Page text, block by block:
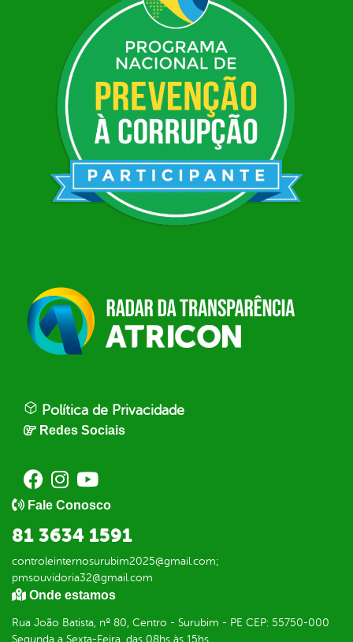
Política de Privacidade
Redes Sociais
Fale Conosco
81 3634 1591
controleinternosurubim2025@gmail.com;
pmsouvidoria32@gmail.com
Onde estamos
Rua João Batista, nº 80, Centro - Surubim - PE CEP: 55750-000
Segunda a Sexta-Feira, das 08hs às 15hs